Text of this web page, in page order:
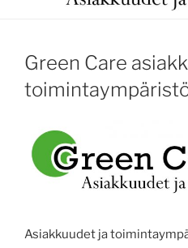
Green Care
Asiakkuudet ja